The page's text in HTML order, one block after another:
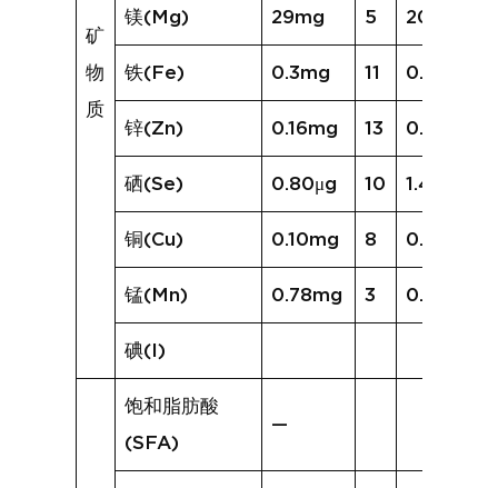
矿
物
质
镁(Mg) 29mg 5 20mg
铁(Fe) 0.3mg 11 0.6mg
锌(Zn) 0.16mg 13 0.23mg
硒(Se) 0.80μg 10 1.49μg
铜(Cu) 0.10mg 8 0.13mg
锰(Mn) 0.78mg 3 0.33mg
碘(I)
饱和脂肪酸
(SFA)
—